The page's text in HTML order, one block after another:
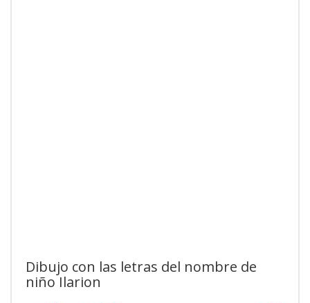
Dibujo con las letras del nombre de
niño Ilarion